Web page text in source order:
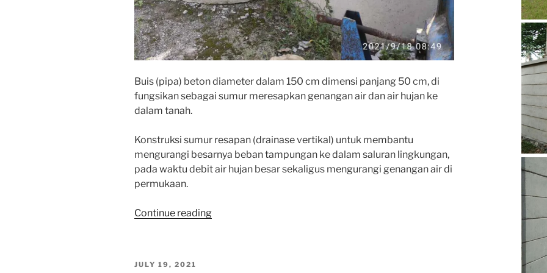
Buis (pipa) beton diameter dalam 150 cm dimensi panjang 50 cm, di
fungsikan sebagai sumur meresapkan genangan air dan air hujan ke
dalam tanah.
Konstruksi sumur resapan (drainase vertikal) untuk membantu
mengurangi besarnya beban tampungan ke dalam saluran lingkungan,
pada waktu debit air hujan besar sekaligus mengurangi genangan air di
permukaan.
Continue reading“BUIS
POSTED
JULY 19, 2021